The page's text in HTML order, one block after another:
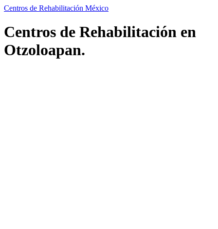
Centros de Rehabilitación México
Centros de Rehabilitación en
Otzoloapan.